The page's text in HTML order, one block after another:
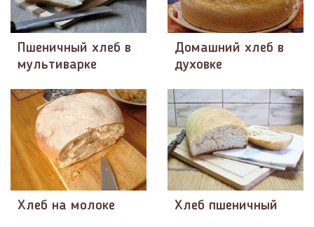
Пшеничный хлеб в
мультиварке
Домашний хлеб в
духовке
Хлеб на молоке Хлеб пшеничный